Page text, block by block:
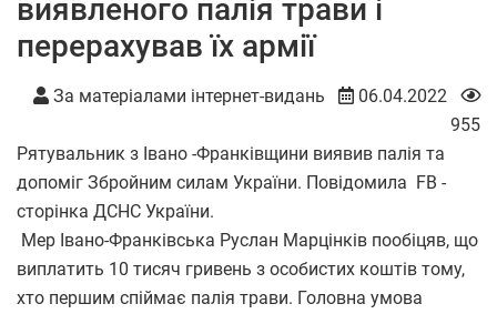
виявленого палія трави і
перерахував їх армії
За матеріалами інтернет-видань
06.04.2022
955
Рятувальник з Івано -Франківщини виявив палія та
допоміг Збройним силам України. Повідомила FB -
сторінка ДСНС України.
Мер Івано-Франківська Руслан Марцінків пообіцяв, що
виплатить 10 тисяч гривень з особистих коштів тому,
хто першим спіймає палія трави. Головна умова